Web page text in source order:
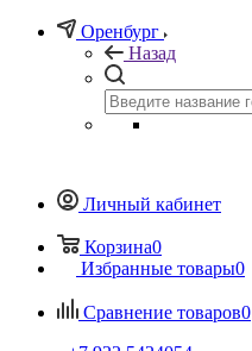
Оренбург
Назад
Личный кабинет
Корзина0
Избранные товары0
Сравнение товаров0